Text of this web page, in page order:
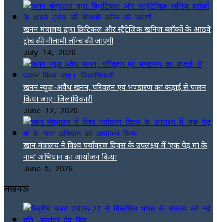
खनन मंत्रालय द्वारा क्रिटिकल और स्ट्रैटेजिक खनिज ब्लॉकों के आठवे
ट्रांच की नीलामी लॉन्च की जाएगी
July 14, 2026
खनन न्यूज-अवैध खनन, परिवहन एवं भण्डारण का कड़ाई से पालन
किया जाए। जिलाधिकारी
June 12, 2026
खान मंत्रालय ने विश्व पर्यावरण दिवस के उपलक्ष्य में ‘एक पेड़ मां के
नाम’ अभियान का आयोजन किया
June 5, 2026
लखनऊ